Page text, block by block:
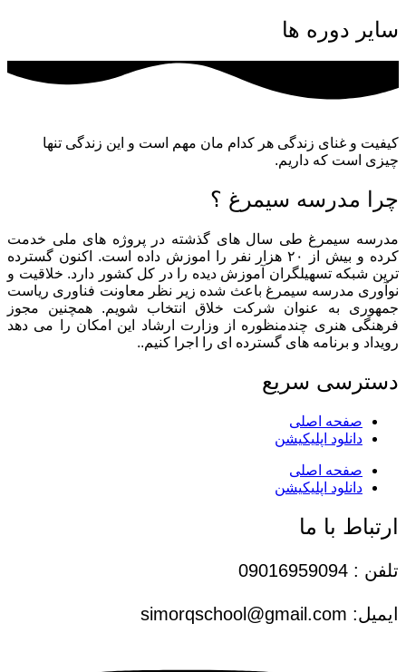
سایر دوره ها
کیفیت و غنای زندگی هر کدام مان مهم است و این زندگی تنها
چیزی است که داریم.
چرا مدرسه سیمرغ ؟
مدرسه سیمرغ طی سال های گذشته در پروژه های ملی خدمت
کرده و بیش از ۲۰ هزار نفر را اموزش داده است. اکنون گسترده
ترین شبکه تسهیلگران آموزش دیده را در کل کشور دارد. خلاقیت و
نوآوری مدرسه سیمرغ باعث شده زیر نظر معاونت فناوری ریاست
جمهوری به عنوان شرکت خلاق انتخاب شویم. همچنین مجوز
فرهنگی هنری چندمنظوره از وزارت ارشاد این امکان را می دهد
رویداد و برنامه های گسترده ای را اجرا کنیم..
دسترسی سریع
صفحه اصلی
دانلود اپلیکیشن
صفحه اصلی
دانلود اپلیکیشن
ارتباط با ما
تلفن : 09016959094
ایمیل: simorqschool@gmail.com